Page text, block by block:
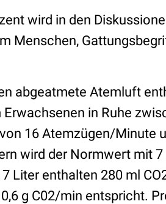
wird in den
Menschen,
abgeatmete Atemluft
in Ruhe
16 Atemzügen/Minute
wird der Normwert mit 7
Liter enthalten 280 ml
g C02/min entspricht.